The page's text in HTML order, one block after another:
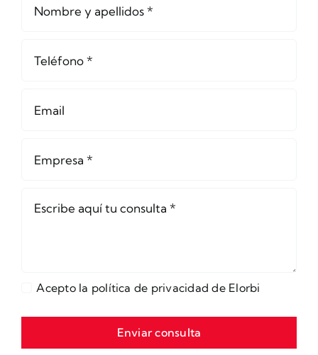
Acepto la política de privacidad de Elorbi
Enviar consulta